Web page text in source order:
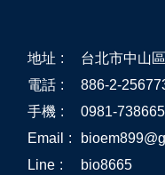
地址 :
台北市中山
電話 :
886-2-
手機 :
0981-
Email
:
Line : bio8665